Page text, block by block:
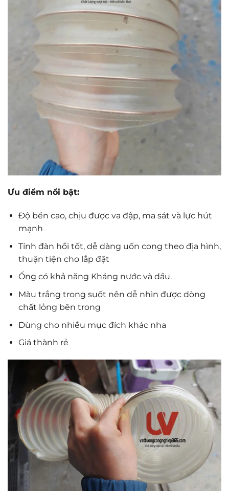
Ưu điểm nổi bật:
Độ bền cao, chịu được va đập, ma sát và lực hút
mạnh
Tính đàn hồi tốt, dễ dàng uốn cong theo địa hình,
thuận tiện cho lắp đặt
Ống có khả năng Kháng nước và dầu.
Màu trắng trong suốt nên dễ nhìn được dòng
chất lỏng bên trong
Dùng cho nhiều mục đích khác nha
Giá thành rẻ